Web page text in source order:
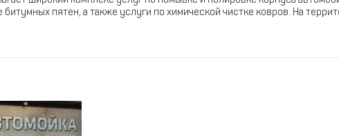
битумных пятен, а также услуги по химической чистке ковров. На